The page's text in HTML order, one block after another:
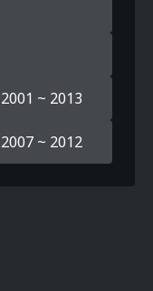
2001 ~ 2013
2007 ~ 2012